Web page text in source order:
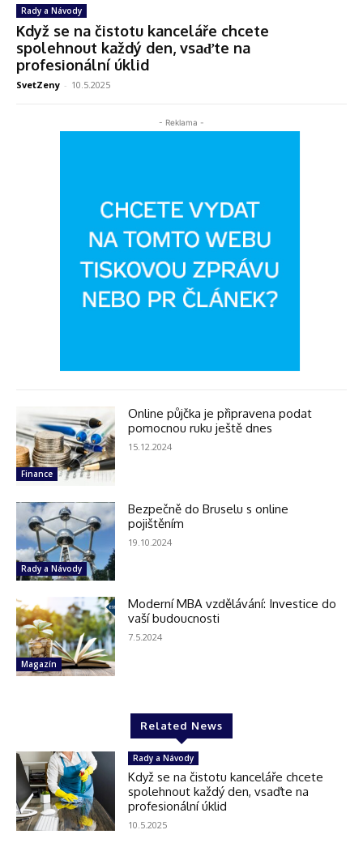
Rady a Návody
Když se na čistotu kanceláře chcete
spolehnout každý den, vsaďte na
profesionální úklid
SvetZeny - 10.5.2025
- Reklama -
Finance
Online půjčka je připravena podat
pomocnou ruku ještě dnes
15.12.2024
Rady a Návody
Bezpečně do Bruselu s online
pojištěním
19.10.2024
Magazín
Moderní MBA vzdělávání: Investice do
vaší budoucnosti
7.5.2024
Related News
Rady a Návody
Když se na čistotu kanceláře chcete
spolehnout každý den, vsaďte na
profesionální úklid
10.5.2025